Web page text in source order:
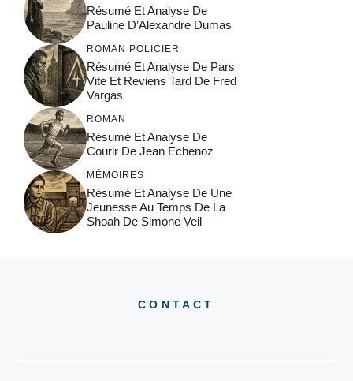
Résumé Et Analyse De
Pauline D’Alexandre Dumas
ROMAN POLICIER
Résumé Et Analyse De Pars
Vite Et Reviens Tard De Fred
Vargas
ROMAN
Résumé Et Analyse De
Courir De Jean Echenoz
MÉMOIRES
Résumé Et Analyse De Une
Jeunesse Au Temps De La
Shoah De Simone Veil
CONTACT